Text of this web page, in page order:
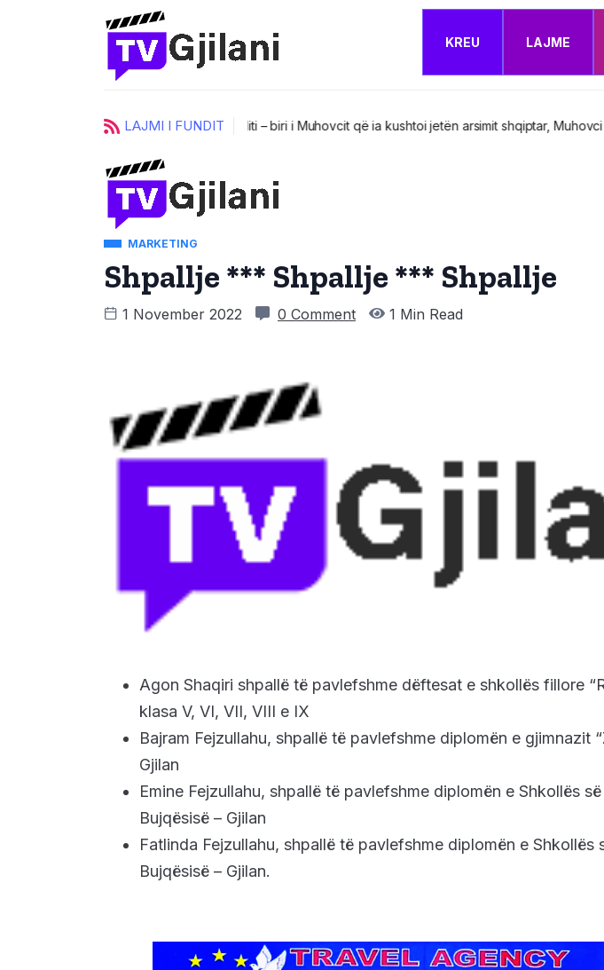
KREU LAJME
LAJMI I FUNDIT UKZ zgjedh katër prorektorët e rinj – Këshilli
MARKETING
Shpallje *** Shpallje *** Shpallje
1 November 2022 0 Comment 1 Min Read
Agon Shaqiri shpallë të pavlefshme dëftesat e shkollës fillore
klasa V, VI, VII, VIII e IX
Bajram Fejzullahu, shpallë të pavlefshme diplomën e gjimnazit
Gjilan
Emine Fejzullahu, shpallë të pavlefshme diplomën e Shkollës
Bujqësisë – Gjilan
Fatlinda Fejzullahu, shpallë të pavlefshme diplomën e Shkollës
Bujqësisë – Gjilan.